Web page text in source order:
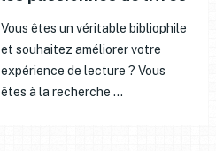
Vous êtes un véritable bibliophile
et souhaitez améliorer votre
expérience de lecture ? Vous
êtes à la recherche …